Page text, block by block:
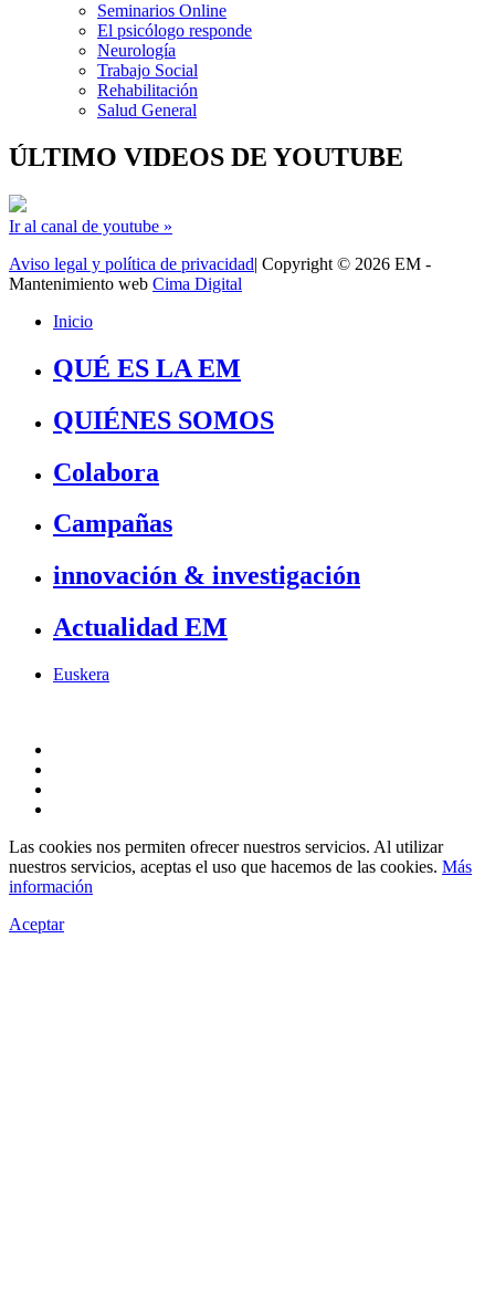
Seminarios Online
El psicólogo responde
Neurología
Trabajo Social
Rehabilitación
Salud General
ÚLTIMO VIDEOS DE YOUTUBE
Ir al canal de youtube »
Aviso legal y política de privacidad| Copyright © 2026 EM -
Mantenimiento web Cima Digital
Inicio
QUÉ ES LA EM
QUIÉNES SOMOS
Colabora
Campañas
innovación & investigación
Actualidad EM
Euskera
Las cookies nos permiten ofrecer nuestros servicios. Al utilizar
nuestros servicios, aceptas el uso que hacemos de las cookies. Más
información
Aceptar